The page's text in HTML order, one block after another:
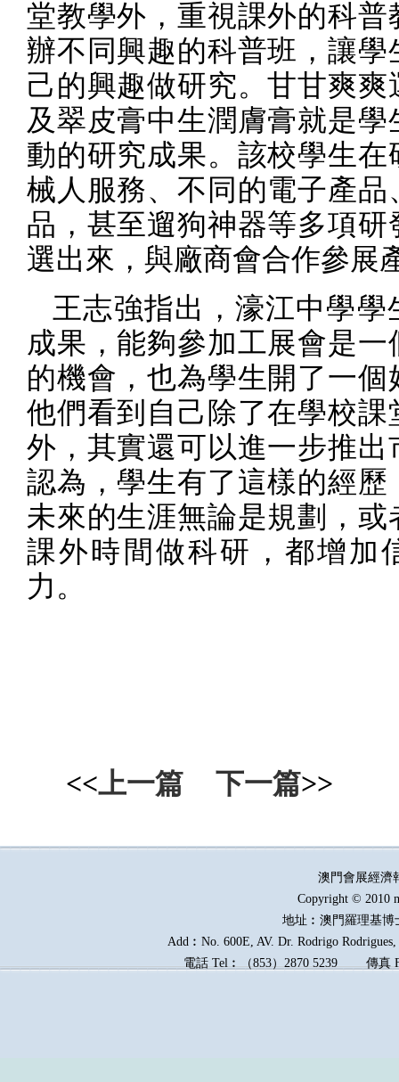
堂教學外，重視課外的科普
辦不同興趣的科普班，讓學
己的興趣做研究。甘甘爽爽
及翠皮膏中生潤膚膏就是學
動的研究成果。該校學生在
械人服務、不同的電子產品
品，甚至遛狗神器等多項研
選出來，與廠商會合作參展
王志強指出，濠江中學學
成果，能夠參加工展會是一
的機會，也為學生開了一個
他們看到自己除了在學校課
外，其實還可以進一步推出
認為，學生有了這樣的經歷
未來的生涯無論是規劃，或
課外時間做科研，都增加
力。
<<上一篇 下一篇>>
澳門會展經
Copyright © 2010
地址︰澳門羅理基博
Add︰No. 600E, AV. Dr. Rodrigo
電話 Tel︰（853）2870 5239傳真